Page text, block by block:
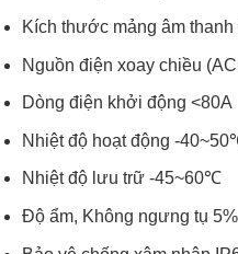
Kích thước mảng âm
Nguồn điện xoay chiều
Dòng điện khởi động <80A
Nhiệt độ hoạt động -
Nhiệt độ lưu trữ -45~60℃
Độ ẩm, Không ngưng tụ